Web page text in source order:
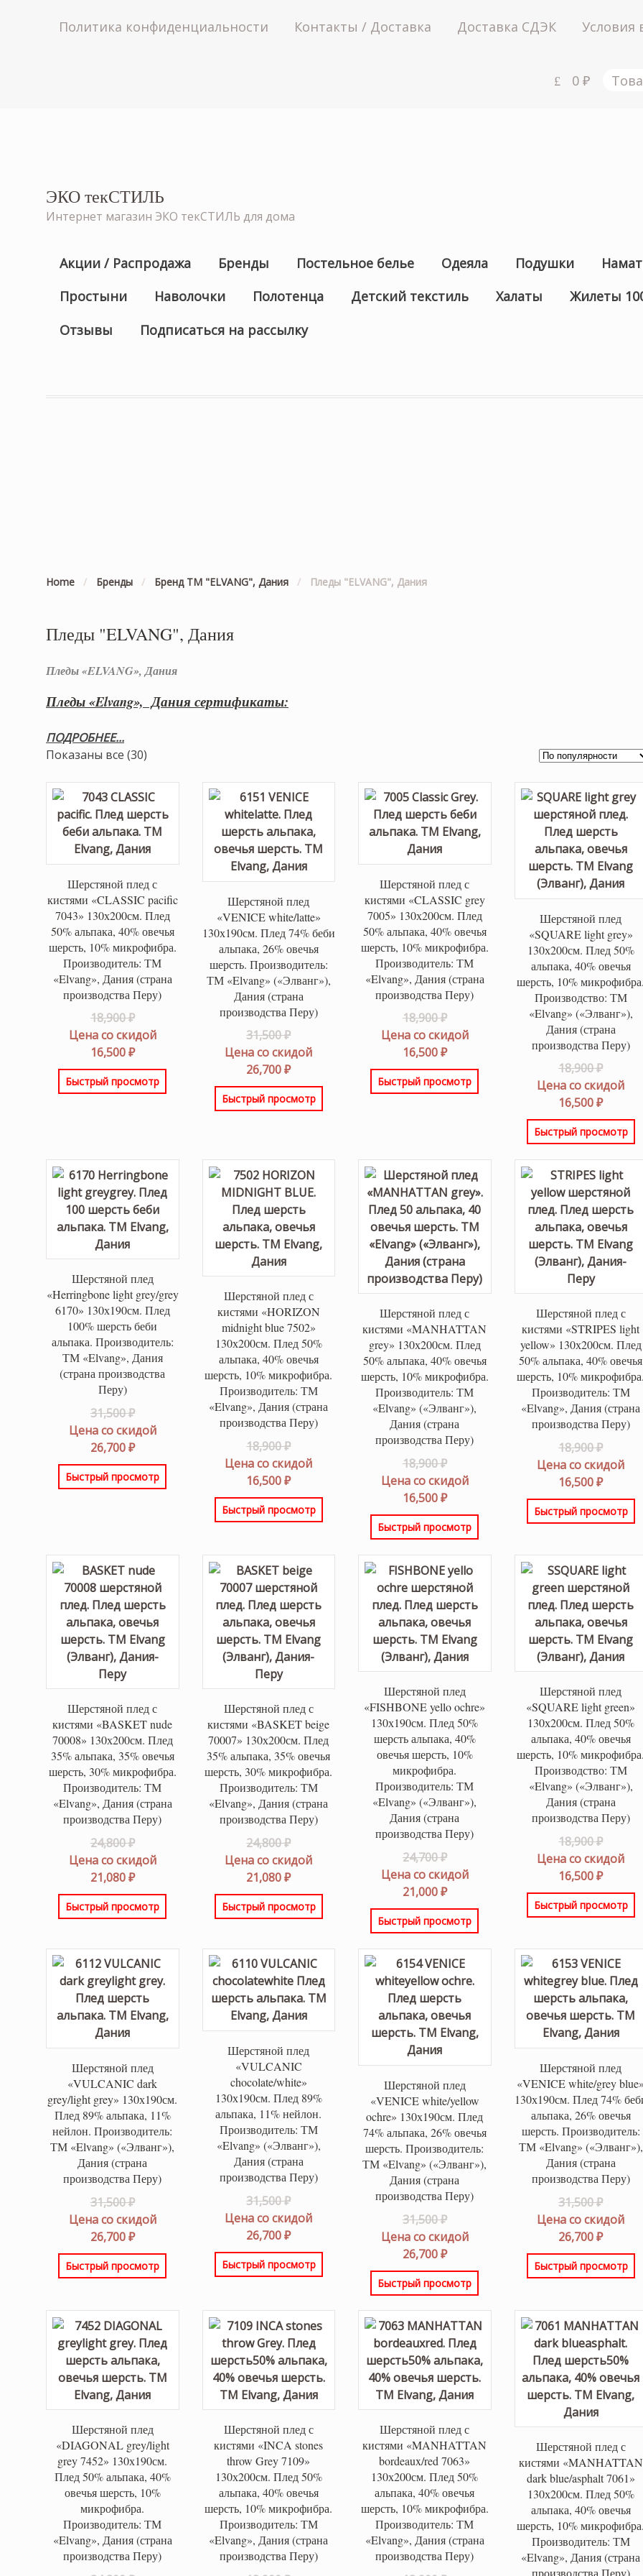
Политика конфиденциальности Контакты / Доставка Доставка СДЭК Условия
0₽
ЭКО текСТИЛЬ
Интернет магазин ЭКО текСТИЛЬ для дома
Акции / Распродажа Бренды Постельное белье Одеяла Подушки
Простыни
Наволочки Полотенца Детский текстиль Халаты Жилеты
Отзывы
Подписаться на рассылку
Home / Бренды / Бренд ТМ "ELVANG", Дания / Пледы "ELVANG", Дания
Пледы "ELVANG", Дания
Пледы «ELVANG», Дания
Пледы «Elvang», Дания сертификаты:
ПОДРОБНЕЕ...
Показаны все (30)
популярности
Шерстяной плед с
кистями «CLASSIC pacific
7043» 130х200см. Плед
50% альпака, 40% овечья
шерсть, 10% микрофибра.
Производитель: ТМ
«Elvang», Дания (страна
производства Перу)
18,900₽Первоначальная
цена
составляла
18,900 ₽.
Цена со скидой
16,500₽Текущая
цена:
16,500 ₽.
Быстрый просмотр
Шерстяной плед
«VENICE white/latte»
130х190см. Плед 74% беби
альпака, 26% овечья
шерсть. Производитель:
ТМ «Elvang» («Элванг»),
Дания (страна
производства Перу)
31,500₽Первоначальная
цена
составляла
31,500 ₽.
Цена со скидой
26,700₽Текущая
цена:
26,700 ₽.
Быстрый просмотр
Шерстяной плед с
кистями «CLASSIC grey
7005» 130х200см. Плед
50% альпака, 40% овечья
шерсть, 10% микрофибра.
Производитель: ТМ
«Elvang», Дания (страна
производства Перу)
18,900₽Первоначальная
цена
составляла
18,900 ₽.
Цена со скидой
16,500₽Текущая
цена:
16,500 ₽.
Быстрый просмотр
Шерстяной плед
«SQUARE light grey»
130х200см. Плед 50%
альпака, 40% овечья
шерсть, 10% микрофибра.
Производство: ТМ
«Elvang» («Элванг»),
Дания (страна
производства Перу)
18,900₽
цена
18,900 ₽.
Цена со скидой
16,500₽
цена:
16,500 ₽.
Быстрый просмотр
Шерстяной плед
«Herringbone light grey/grey
6170» 130х190см. Плед
100% шерсть беби
альпака. Производитель:
ТМ «Elvang», Дания
(страна производства
Перу)
31,500₽Первоначальная
цена
составляла
31,500 ₽.
Цена со скидой
26,700₽Текущая
цена:
26,700 ₽.
Быстрый просмотр
Шерстяной плед с
кистями «HORIZON
midnight blue 7502»
130х200см. Плед 50%
альпака, 40% овечья
шерсть, 10% микрофибра.
Производитель: ТМ
«Elvang», Дания (страна
производства Перу)
18,900₽Первоначальная
цена
составляла
18,900 ₽.
Цена со скидой
16,500₽Текущая
цена:
16,500 ₽.
Быстрый просмотр
Шерстяной плед с
кистями «MANHATTAN
grey» 130х200см. Плед
50% альпака, 40% овечья
шерсть, 10% микрофибра.
Производитель: ТМ
«Elvang» («Элванг»),
Дания (страна
производства Перу)
18,900₽Первоначальная
цена
составляла
18,900 ₽.
Цена со скидой
16,500₽Текущая
цена:
16,500 ₽.
Быстрый просмотр
Шерстяной плед с
кистями «STRIPES light
yellow» 130х200см. Плед
50% альпака, 40% овечья
шерсть, 10% микрофибра.
Производитель: ТМ
«Elvang», Дания (страна
производства Перу)
18,900₽
цена
18,900 ₽.
Цена со скидой
16,500₽
цена:
16,500 ₽.
Быстрый просмотр
Шерстяной плед с
кистями «BASKET nude
70008» 130х200см. Плед
35% альпака, 35% овечья
шерсть, 30% микрофибра.
Производитель: ТМ
«Elvang», Дания (страна
производства Перу)
24,800₽Первоначальная
цена
составляла
24,800 ₽.
Цена со скидой
21,080₽Текущая
цена:
21,080 ₽.
Быстрый просмотр
Шерстяной плед с
кистями «BASKET beige
70007» 130х200см. Плед
35% альпака, 35% овечья
шерсть, 30% микрофибра.
Производитель: ТМ
«Elvang», Дания (страна
производства Перу)
24,800₽Первоначальная
цена
составляла
24,800 ₽.
Цена со скидой
21,080₽Текущая
цена:
21,080 ₽.
Быстрый просмотр
Шерстяной плед
«FISHBONE yello ochre»
130х190см. Плед 50%
шерсть альпака, 40%
овечья шерсть, 10%
микрофибра.
Производитель: ТМ
«Elvang» («Элванг»),
Дания (страна
производства Перу)
24,700₽Первоначальная
цена
составляла
24,700 ₽.
Цена со скидой
21,000₽Текущая
цена:
21,000 ₽.
Быстрый просмотр
Шерстяной плед
«SQUARE light green»
130х200см. Плед 50%
альпака, 40% овечья
шерсть, 10% микрофибра.
Производство: ТМ
«Elvang» («Элванг»),
Дания (страна
производства Перу)
18,900₽
цена
18,900 ₽.
Цена со скидой
16,500₽
цена:
16,500 ₽.
Быстрый просмотр
Шерстяной плед
«VULCANIC dark
grey/light grey» 130х190см.
Плед 89% альпака, 11%
нейлон. Производитель:
ТМ «Elvang» («Элванг»),
Дания (страна
производства Перу)
31,500₽Первоначальная
цена
составляла
31,500 ₽.
Цена со скидой
26,700₽Текущая
цена:
26,700 ₽.
Быстрый просмотр
Шерстяной плед
«VULCANIC
chocolate/white»
130х190см. Плед 89%
альпака, 11% нейлон.
Производитель: ТМ
«Elvang» («Элванг»),
Дания (страна
производства Перу)
31,500₽Первоначальная
цена
составляла
31,500 ₽.
Цена со скидой
26,700₽Текущая
цена:
26,700 ₽.
Быстрый просмотр
Шерстяной плед
«VENICE white/yellow
ochre» 130х190см. Плед
74% альпака, 26% овечья
шерсть. Производитель:
ТМ «Elvang» («Элванг»),
Дания (страна
производства Перу)
31,500₽Первоначальная
цена
составляла
31,500 ₽.
Цена со скидой
26,700₽Текущая
цена:
26,700 ₽.
Быстрый просмотр
Шерстяной плед
«VENICE white/grey blue»
130х190см. Плед 74%
альпака, 26% овечья
шерсть. Производитель:
ТМ «Elvang» («Элванг»),
Дания (страна
производства Перу)
31,500₽
цена
31,500 ₽.
Цена со скидой
26,700₽
цена:
26,700 ₽.
Быстрый просмотр
Шерстяной плед
«DIAGONAL grey/light
grey 7452» 130х190см.
Плед 50% альпака, 40%
овечья шерсть, 10%
микрофибра.
Производитель: ТМ
«Elvang», Дания (страна
производства Перу)
Шерстяной плед с
кистями «INCA stones
throw Grey 7109»
130х200см. Плед 50%
альпака, 40% овечья
шерсть, 10% микрофибра.
Производитель: ТМ
«Elvang», Дания (страна
производства Перу)
Шерстяной плед с
кистями «MANHATTAN
bordeaux/red 7063»
130х200см. Плед 50%
альпака, 40% овечья
шерсть, 10% микрофибра.
Производитель: ТМ
«Elvang», Дания (страна
производства Перу)
Шерстяной плед с
кистями «MANHATTAN
dark blue/asphalt 7061»
130х200см. Плед 50%
альпака, 40% овечья
шерсть, 10% микрофибра.
Производитель: ТМ
«Elvang», Дания (страна